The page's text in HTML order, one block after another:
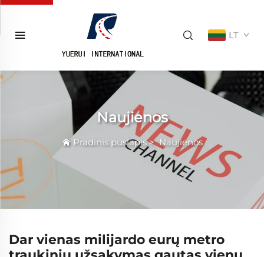
LT
Naujienos
Pradinis puslapis>Naujienos
Dar vienas milijardo eurų metro